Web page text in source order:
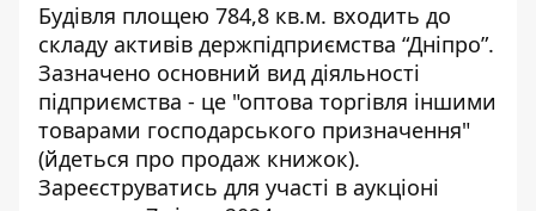
Будівля площею 784,8 кв.м. входить до
складу активів держпідприємства “Дніпро”.
Зазначено основний вид діяльності
підприємства - це "оптова торгівля іншими
товарами господарського призначення"
(йдеться про продаж книжок).
Зареєструватись для участі в аукціоні